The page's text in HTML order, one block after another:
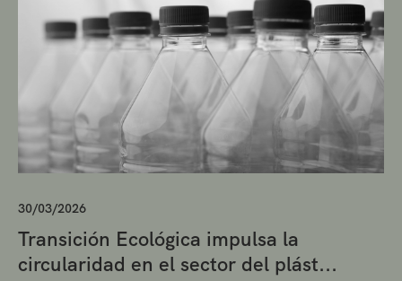
30/03/2026
Transición Ecológica impulsa la
circularidad en el sector del plást...